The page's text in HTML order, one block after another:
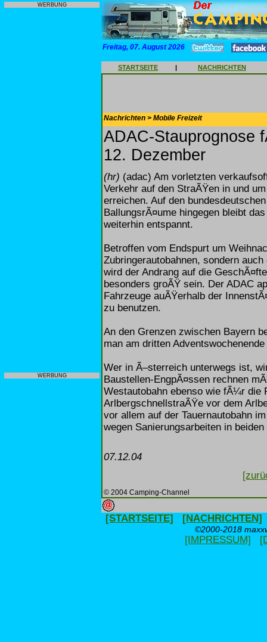
WERBUNG
WERBUNG
Freitag, 07. August 2026
STARTSEITE | NACHRICHTEN
Nachrichten > Mobile Freizeit
ADAC-Stauprognose
12. Dezember
(hr) (adac) Am vorletzten
Verkehr auf den StraÃŸen in und
erreichen. Auf den
BallungsrÃ¤ume hingegen bleibt
weiterhin entspannt.
Betroffen vom Endspurt um
Zubringerautobahnen, sondern
wird der Andrang auf die
besonders groÃŸ sein. Der ADAC
Fahrzeuge auÃŸerhalb der
zu benutzen.
An den Grenzen zwischen Bayern
man am dritten
Wer in Ã–sterreich unterwegs ist,
Baustellen-EngpÃ¤ssen rechnen
Westautobahn ebenso wie fÃ¼r die
ArlbergschnellstraÃŸe vor dem
vor allem auf der Tauernautobahn
wegen Sanierungsarbeiten in
07.12.04
© 2004 Camping-Channel
[STARTSEITE] [NACHRICHTEN]
©2000-2018
[IMPRESSUM]